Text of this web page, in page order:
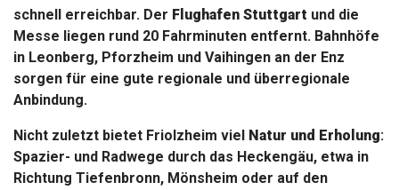
schnell erreichbar. Der Flughafen Stuttgart und die
Messe liegen rund 20 Fahrminuten entfernt. Bahnhöfe
in Leonberg, Pforzheim und Vaihingen an der Enz
sorgen für eine gute regionale und überregionale
Anbindung.
Nicht zuletzt bietet Friolzheim viel Natur und Erholung:
Spazier- und Radwege durch das Heckengäu, etwa in
Richtung Tiefenbronn, Mönsheim oder auf den